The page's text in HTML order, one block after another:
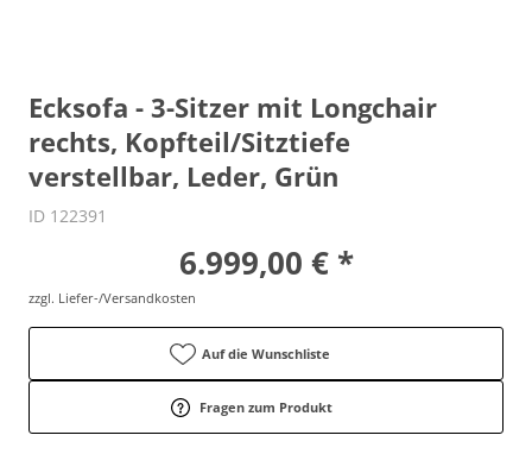
Ecksofa - 3-Sitzer mit Longchair
rechts, Kopfteil/Sitztiefe
verstellbar, Leder, Grün
ID 122391
6.999,00 € *
zzgl. Liefer-/Versandkosten
Auf die Wunschliste
Fragen zum Produkt